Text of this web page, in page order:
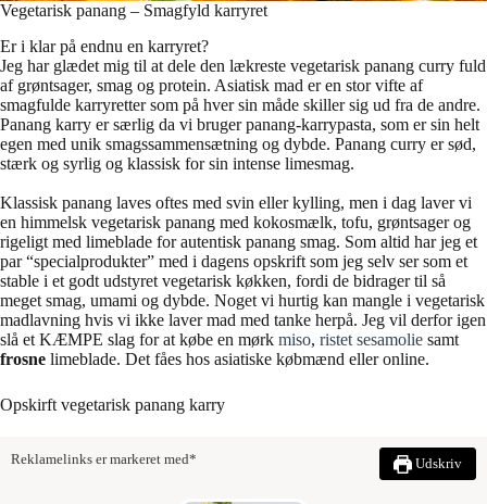
Vegetarisk panang – Smagfyld karryret
Er i klar på endnu en karryret?
Jeg har glædet mig til at dele den lækreste vegetarisk panang curry fuld
af grøntsager, smag og protein. Asiatisk mad er en stor vifte af
smagfulde karryretter som på hver sin måde skiller sig ud fra de andre.
Panang karry er særlig da vi bruger panang-karrypasta, som er sin helt
egen med unik smagssammensætning og dybde. Panang curry er sød,
stærk og syrlig og klassisk for sin intense limesmag.
Klassisk panang laves oftes med svin eller kylling, men i dag laver vi
en himmelsk vegetarisk panang med kokosmælk, tofu, grøntsager og
rigeligt med limeblade for autentisk panang smag. Som altid har jeg et
par “specialprodukter” med i dagens opskrift som jeg selv ser som et
stable i et godt udstyret vegetarisk køkken, fordi de bidrager til så
meget smag, umami og dybde. Noget vi hurtig kan mangle i vegetarisk
madlavning hvis vi ikke laver mad med tanke herpå. Jeg vil derfor igen
slå et KÆMPE slag for at købe en mørk miso, ristet sesamolie samt
frosne limeblade. Det fåes hos asiatiske købmænd eller online.
Opskirft vegetarisk panang karry
Reklamelinks er markeret med* Udskriv